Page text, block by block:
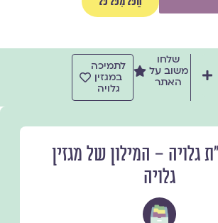
שלחו
משוב על
האתר
לתמיכה
במגזין
גלויה
גלויה – המילון של מגזין
גלויה